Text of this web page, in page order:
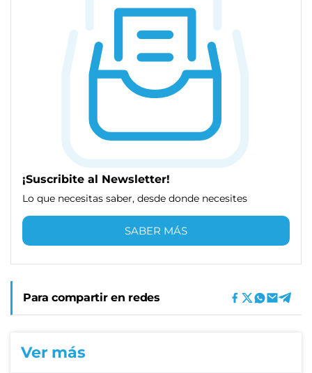
¡Suscribite al Newsletter!
Lo que necesitas saber, desde donde necesites
SABER MÁS
Para compartir en redes
Ver más